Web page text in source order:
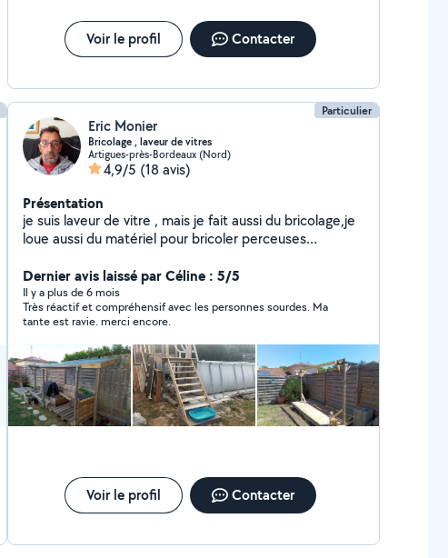
Voir le profil Contacter
Particulier
Eric Monier
Bricolage , laveur de vitres
Artigues-près-Bordeaux (Nord)
4,9/5 (18 avis)
Présentation
je suis laveur de vitre , mais je fait aussi du bricolage,je
loue aussi du matériel pour bricoler perceuses
et son matériel,petit Karcher, pompe vide cave ou
piscine. Si je peut aider quelques voisins qui ont besoin
d'un service n'hésitez pas à me contacter
Dernier avis laissé par Céline : 5/5
Il y a plus de 6 mois
Très réactif et compréhensif avec les personnes sourdes. Ma
tante est ravie. merci encore.
Voir le profil Contacter